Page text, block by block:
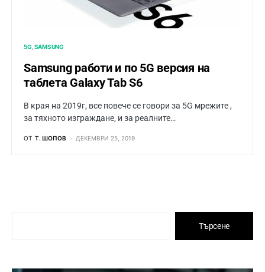
5G SAMSUNG
Samsung работи и по 5G версия на
таблета Galaxy Tab S6
В края на 2019г, все повече се говори за 5G мрежите ,
за тяхното изграждане, и зa реалните…
ОТ Т. ШОПОВ ДЕКЕМВРИ 25, 2019
Търсене